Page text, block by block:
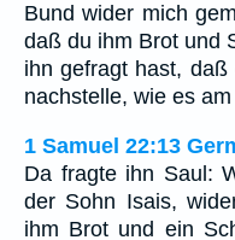
Bund wider mich
daß du ihm Brot und
ihn gefragt hast,
nachstelle, wie es
1 Samuel 22:13
Da fragte ihn Saul:
der Sohn Isais,
ihm Brot und ein